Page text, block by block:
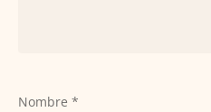
Nombre *